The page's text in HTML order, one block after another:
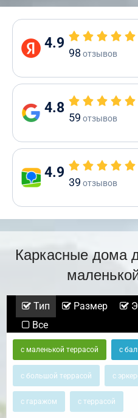
4.9
98 отзывов
4.8
59 отзывов
4.9
39 отзывов
Каркасные дома
Тип Размер
Все
с маленькой террасой с
с большой террасой с
с гаражом с террасой